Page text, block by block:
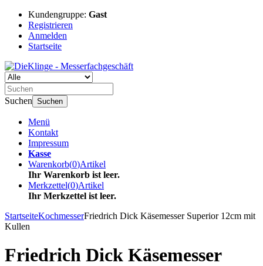
Kundengruppe: Gast
Registrieren
Anmelden
Startseite
Suchen Suchen
Menü
Kontakt
Impressum
Kasse
Warenkorb(0)Artikel
Ihr Warenkorb ist leer.
Merkzettel(0)Artikel
Ihr Merkzettel ist leer.
StartseiteKochmesserFriedrich Dick Käsemesser Superior 12cm mit
Kullen
Friedrich Dick Käsemesser